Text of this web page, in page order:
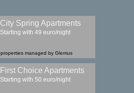
City Spring Apartments
Starting with 49 euro/night
properties managed by Glemus
First Choice Apartments
Starting with 50 euro/night